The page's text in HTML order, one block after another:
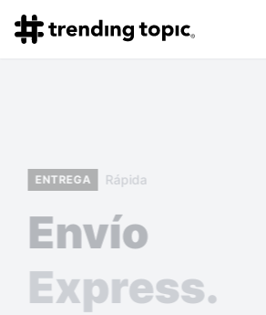
MERCH Certificada
Merch
Oficial